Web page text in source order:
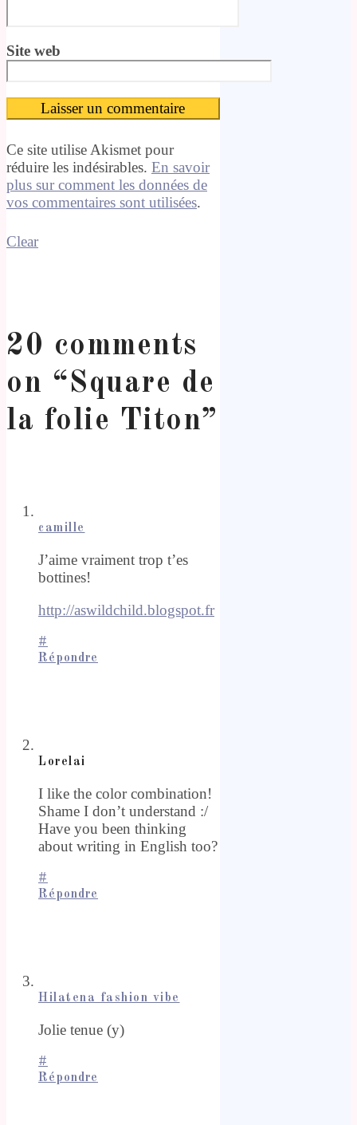
Site web
Ce site utilise Akismet pour
réduire les indésirables. En savoir
plus sur comment les données de
vos commentaires sont utilisées.
Clear
20 comments
on “Square de
la folie Titon”
camille
J’aime vraiment trop t’es
bottines!
http://aswildchild.blogspot.fr
#
Répondre
Lorelai
I like the color combination!
Shame I don’t understand :/
Have you been thinking
about writing in English too?
#
Répondre
Hilatena fashion vibe
Jolie tenue (y)
#
Répondre